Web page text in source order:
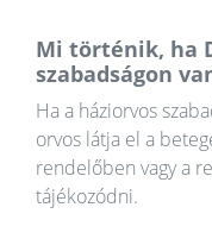
Mi történik, ha
szabadságon
Ha a háziorvos
orvos látja el a
rendelőben vagy a
tájékozódni.